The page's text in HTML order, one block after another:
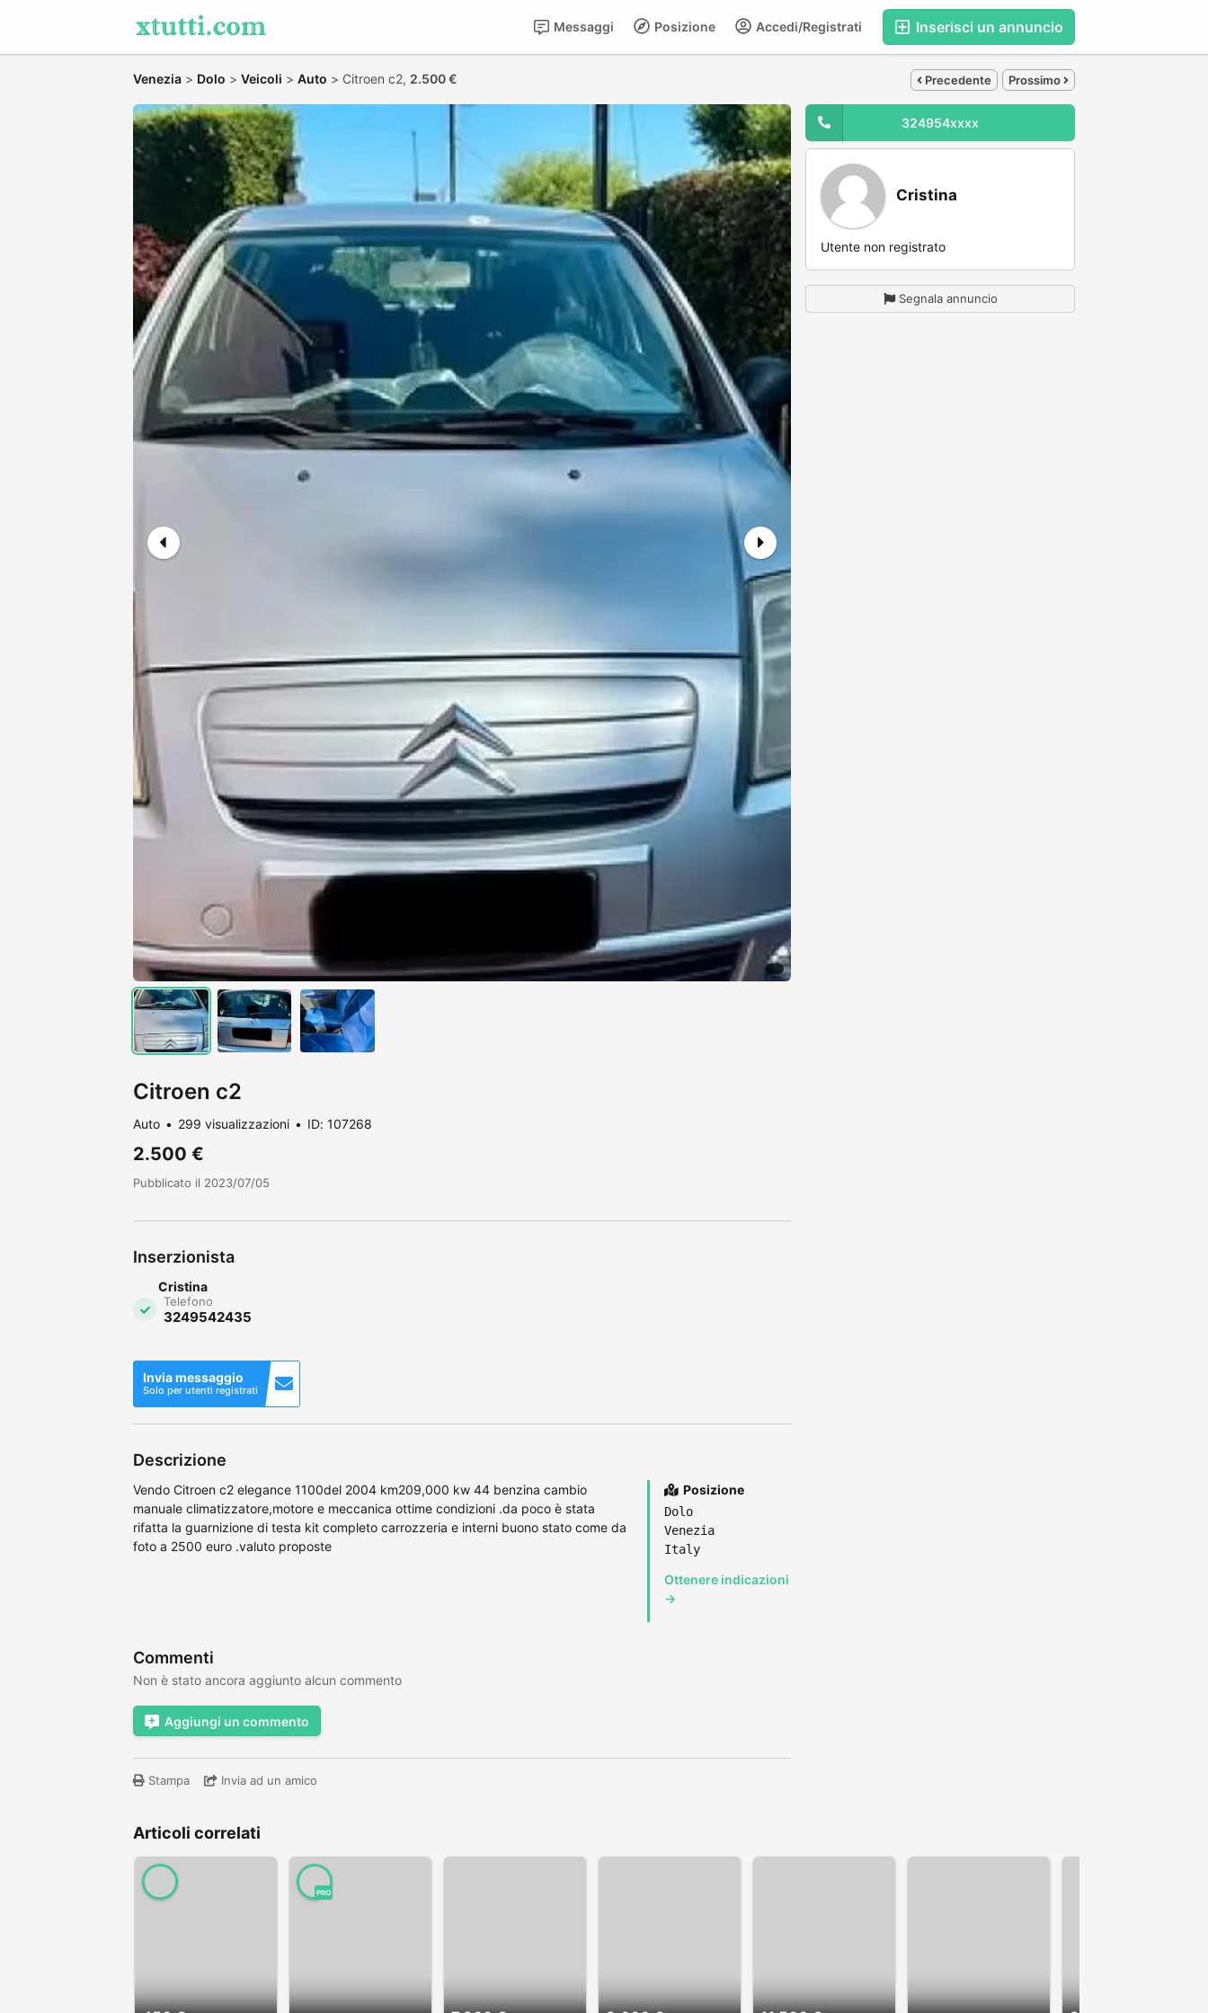
Inserisci un annuncio
Accedi/Registrati
Posizione
Messaggi
Venezia > Dolo > Veicoli > Auto > Citroen c2, 2.500 € Precedente Prossimo
Citroen c2
Auto 299 visualizzazioni ID: 107268
2.500 €
Pubblicato il 2023/07/05
Inserzionista
Cristina
Telefono
3249542435
Invia messaggio
Solo per utenti registrati
Descrizione
Vendo Citroen c2 elegance 1100del 2004 km209,000 kw 44 benzina cambio
manuale climatizzatore,motore e meccanica ottime condizioni .da poco è stata
rifatta la guarnizione di testa kit completo carrozzeria e interni buono stato come da
foto a 2500 euro .valuto proposte
Posizione
Dolo
Venezia
Italy
Ottenere indicazioni
→
Commenti
Non è stato ancora aggiunto alcun commento
Aggiungi un commento
Stampa Invia ad un amico
324954xxxx
Cristina
Utente non registrato
Segnala annuncio
Articoli correlati
PRO